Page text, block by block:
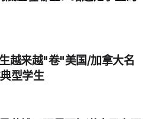
越来越"卷"美国/加拿大名
型学生